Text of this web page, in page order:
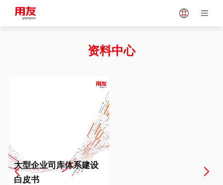
Vietnam
Europe
资料中心
大型企业司库体系建设
白皮书